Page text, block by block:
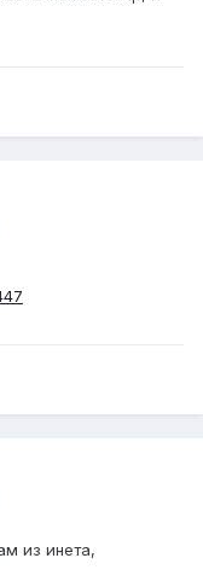
из инета,